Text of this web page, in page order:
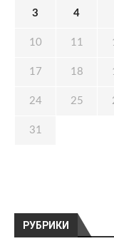
РУБРИКИ
3 4
10 11
17 18
24 25
31